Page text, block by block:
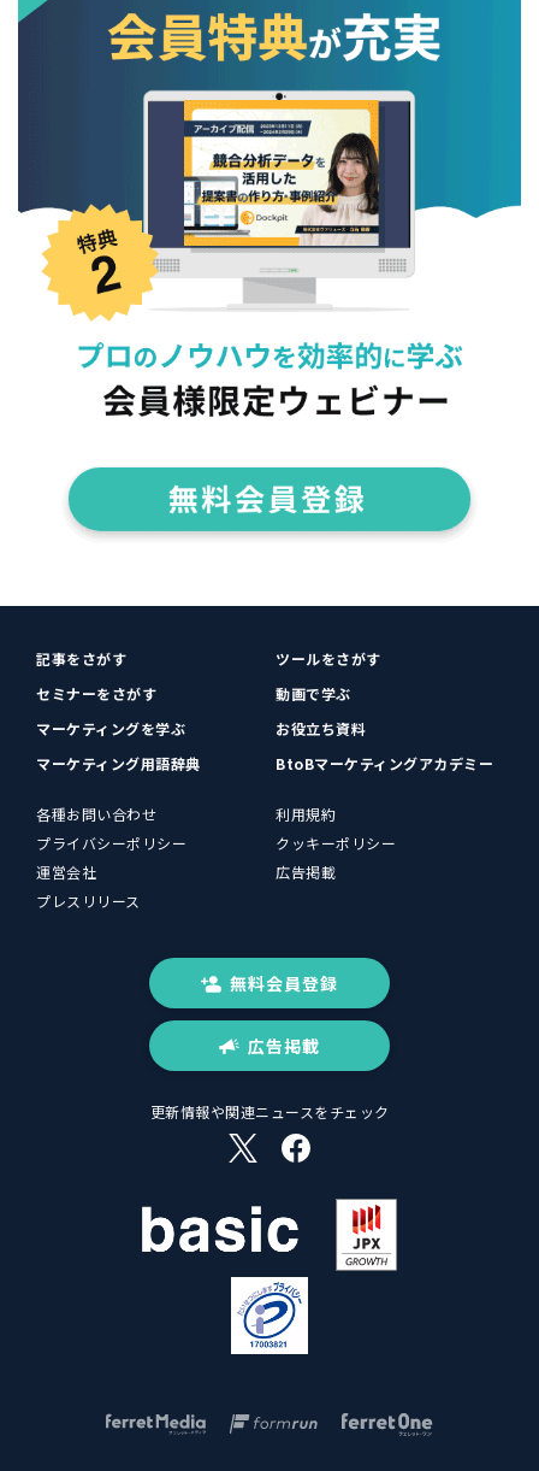
記事をさがす
ツールをさがす
セミナーをさがす
動画で学ぶ
マーケティングを学ぶ
お役立ち資料
マーケティング用語辞典
BtoBマーケティングアカデミー
各種お問い合わせ
利用規約
プライバシーポリシー
クッキーポリシー
運営会社
広告掲載
プレスリリース
無料会員登録
広告掲載
更新情報や関連ニュースをチェック